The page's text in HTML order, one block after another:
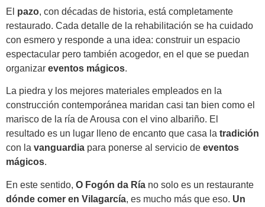
El pazo, con décadas de historia, está completamente
restaurado. Cada detalle de la rehabilitación se ha cuidado
con esmero y responde a una idea: construir un espacio
espectacular pero también acogedor, en el que se puedan
organizar eventos mágicos.
La piedra y los mejores materiales empleados en la
construcción contemporánea maridan casi tan bien como el
marisco de la ría de Arousa con el vino albariño. El
resultado es un lugar lleno de encanto que casa la tradición
con la vanguardia para ponerse al servicio de eventos
mágicos.
En este sentido, O Fogón da Ría no solo es un restaurante
dónde comer en Vilagarcía, es mucho más que eso. Un